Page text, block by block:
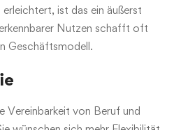
ist das ein äußerst
Nutzen schafft oft
Geschäftsmodell.
Vereinbarkeit von Beruf und